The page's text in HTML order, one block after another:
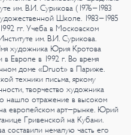
им. В.И. Сурикова (1976-1983
Школе. 1983-1985
гг. Учеба в Московском
им. В.И. Сурикова.
художника Юрия Кротова
Европе в 1992 г. Во время
доме «Druot» в Париже.
техники письма, яркому
творчество художника
нашло отражение в высоком
европейском арт-рынке. Юрий
Гривенской на Кубани.
составили немалую часть его